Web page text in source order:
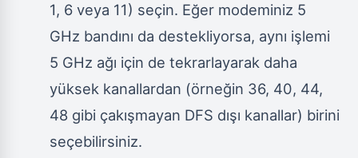
1, 6 veya 11) seçin. Eğer modeminiz 5
GHz bandını da destekliyorsa, aynı işlemi
5 GHz ağı için de tekrarlayarak daha
yüksek kanallardan (örneğin 36, 40, 44,
48 gibi çakışmayan DFS dışı kanallar) birini
seçebilirsiniz.